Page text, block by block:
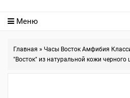
Меню
Главная » Часы Восток Амфибия
"Восток" из натуральной кожи черного